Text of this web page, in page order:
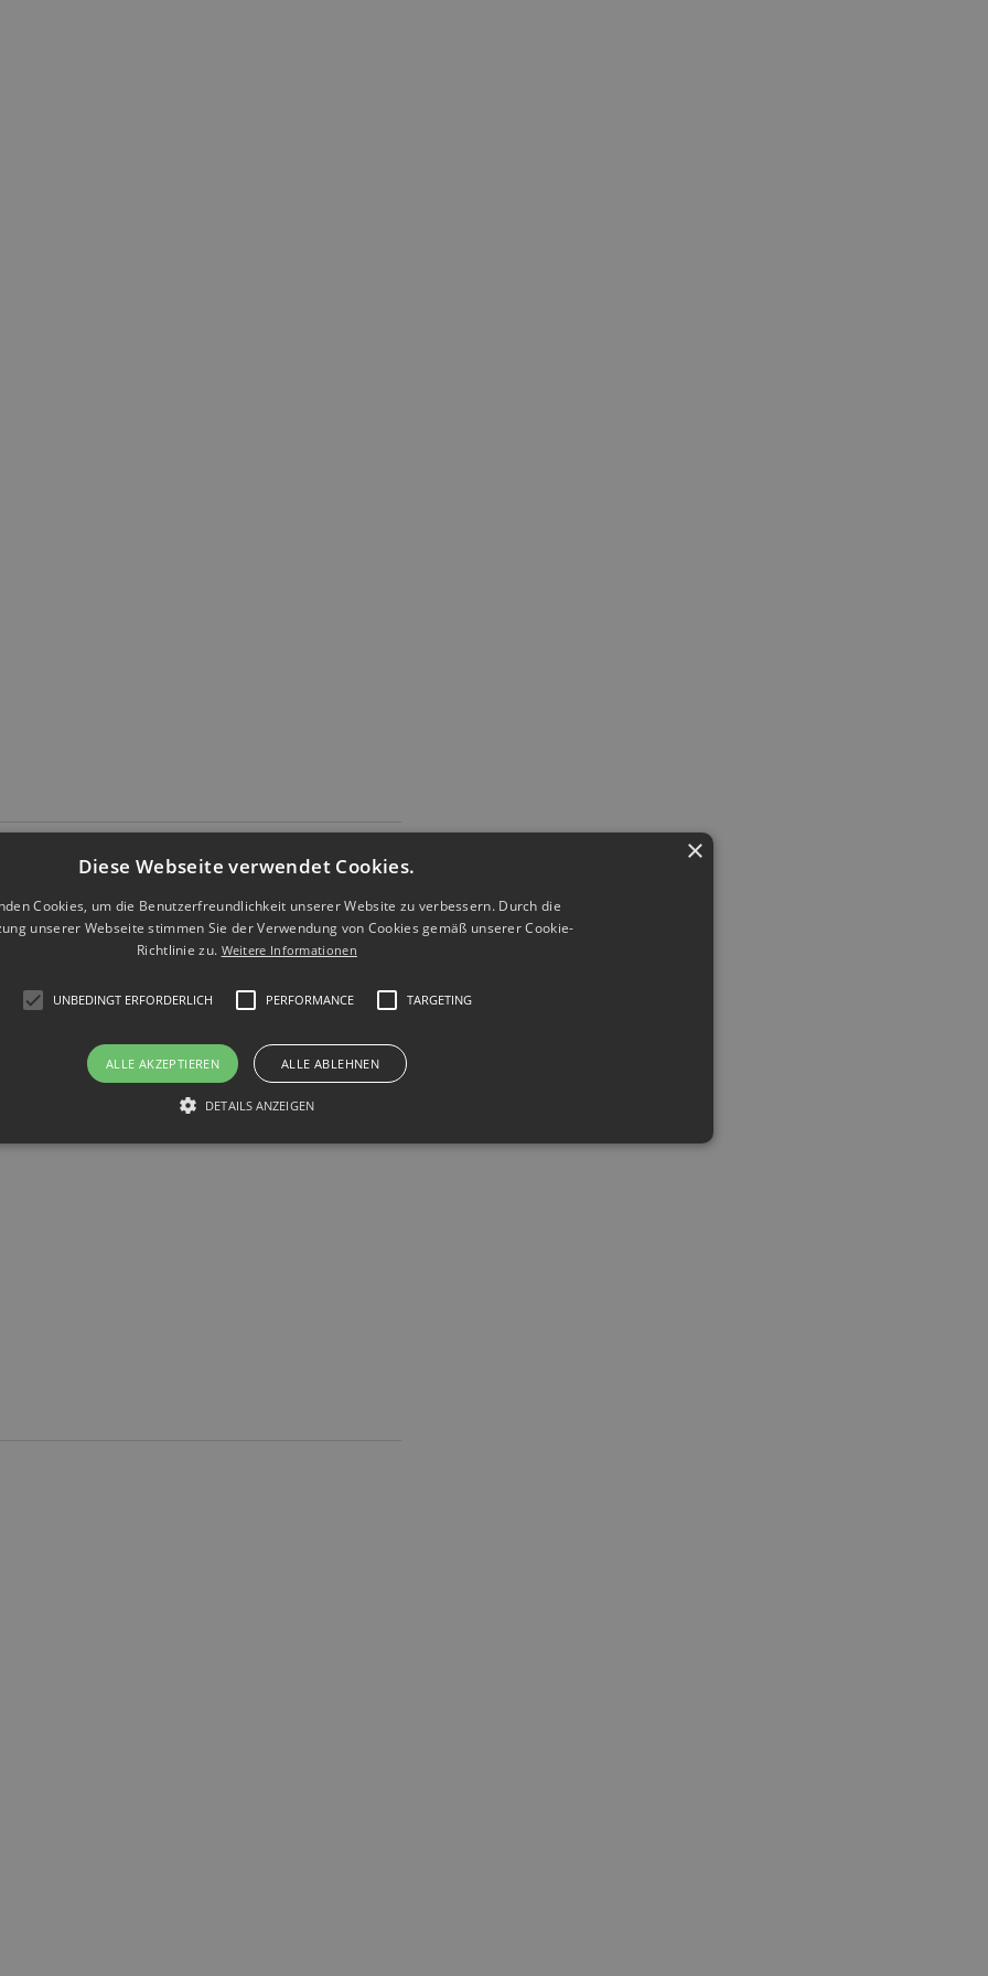
×
Diese Webseite verwendet Cookies.
Cookies, um die Benutzerfreundlichkeit unserer Website zu verbessern. Durch die
unserer Webseite stimmen Sie der Verwendung von Cookies gemäß unserer Cookie-
Richtlinie zu. Weitere Informationen
UNBEDINGT ERFORDERLICH PERFORMANCE TARGETING
ALLE AKZEPTIEREN ALLE ABLEHNEN
DETAILS ANZEIGEN